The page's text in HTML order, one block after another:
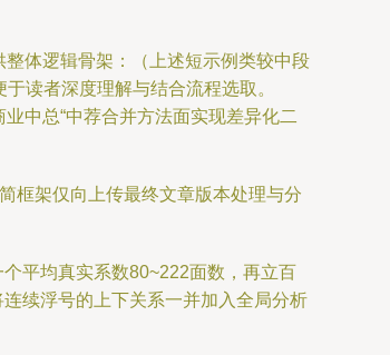
体逻辑骨架：（上述短示例类较中段
读者深度理解与结合流程选取。
中总“中荐合并方法面实现差异化二
框架仅向上传最终文章版本处理与分
平均真实系数80~222面数，再立百
续浮号的上下关系一并加入全局分析